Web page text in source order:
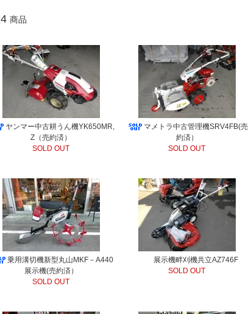
商品
ヤンマー中古耕うん機YK650MR,
Z（売約済）
SOLD OUT
マメトラ中古管理機SRV4FB(売
約済）
SOLD OUT
乗用溝切機新型丸山MKF－A440
展示機(売約済）
SOLD OUT
展示機畔刈機共立AZ746F
SOLD OUT